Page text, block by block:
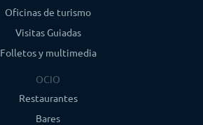
Oficinas de turismo
Visitas Guiadas
Folletos y multimedia
OCIO
Restaurantes
Bares